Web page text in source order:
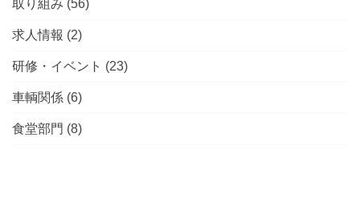
取り組み (56)
求人情報 (2)
研修・イベント (23)
車輌関係 (6)
食堂部門 (8)